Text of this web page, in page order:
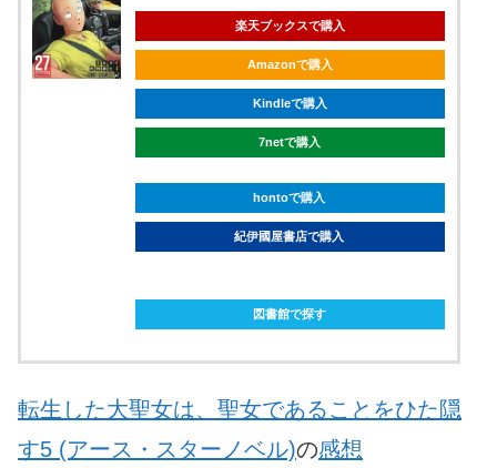
楽天ブックスで購入
Amazonで購入
Kindleで購入
7netで購入
hontoで購入
紀伊國屋書店で購入
図書館で探す
転生した大聖女は、聖女であることをひた隠
す5 (アース・スターノベル)の感想